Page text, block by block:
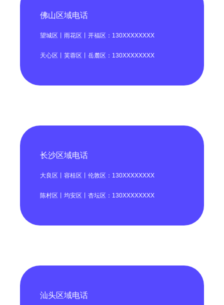
佛山区域电话
望城区丨雨花区丨开福区：130XXXXXXXX
天心区丨芙蓉区丨岳麓区：130XXXXXXXX
长沙区域电话
大良区丨容桂区丨伦敦区：130XXXXXXXX
陈村区丨均安区丨杏坛区：130XXXXXXXX
汕头区域电话